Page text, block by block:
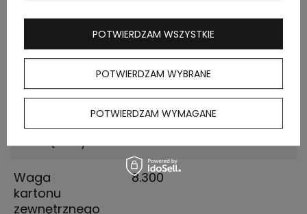
kartonie
wewnętrznym
50
kartonie
wewnętrznym
50
Waga
kartonu
zewnętrznego
8.300
POTWIERDZAM WYBRANE
POTWIERDZAM WYMAGANE
POTWIERDZAM WSZYSTKIE